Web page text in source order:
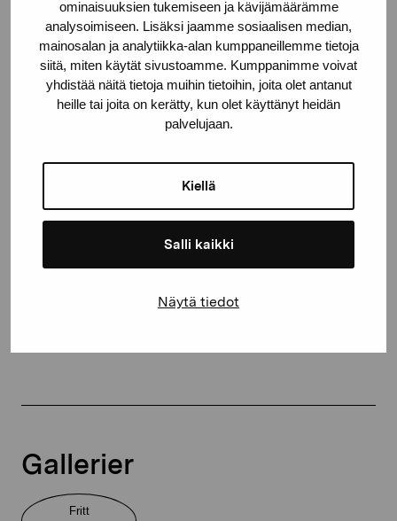
ominaisuuksien tukemiseen ja kävijämäärämme
analysoimiseen. Lisäksi jaamme sosiaalisen median,
mainosalan ja analytiikka-alan kumppaneillemme tietoja
siitä, miten käytät sivustoamme. Kumppanimme voivat
yhdistää näitä tietoja muihin tietoihin, joita olet antanut
heille tai joita on kerätty, kun olet käyttänyt heidän
palvelujaan.
Kiellä
Salli kaikki
Näytä tiedot
Förnamn
Efternamn
Pro Artibus får spara min information för vidare kontakt
Gallerier
Fritt